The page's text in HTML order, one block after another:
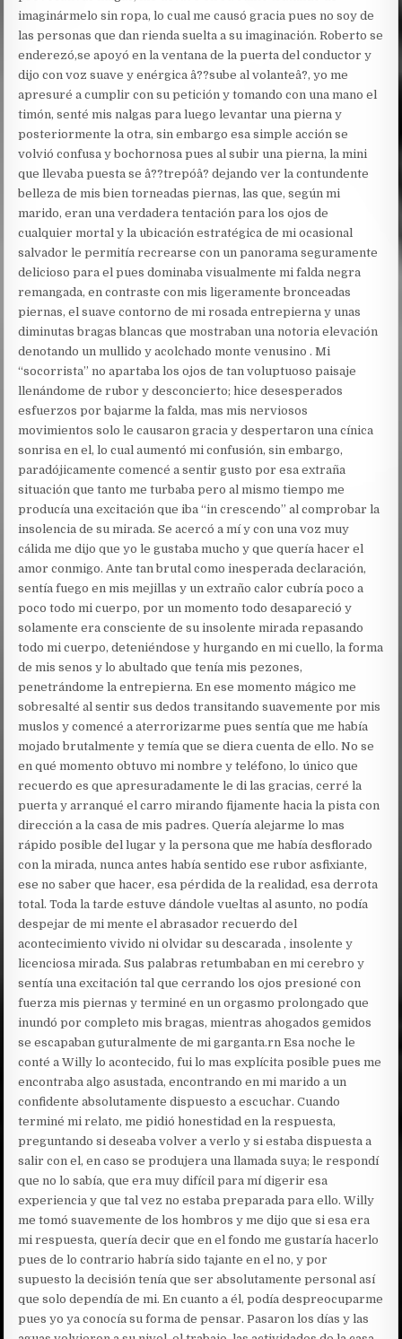
imaginármelo sin ropa, lo cual me causó gracia pues no soy de
las personas que dan rienda suelta a su imaginación. Roberto se
enderezó,se apoyó en la ventana de la puerta del conductor y
dijo con voz suave y enérgica â??sube al volanteâ?, yo me
apresuré a cumplir con su petición y tomando con una mano el
timón, senté mis nalgas para luego levantar una pierna y
posteriormente la otra, sin embargo esa simple acción se
volvió confusa y bochornosa pues al subir una pierna, la mini
que llevaba puesta se â??trepóâ? dejando ver la contundente
belleza de mis bien torneadas piernas, las que, según mi
marido, eran una verdadera tentación para los ojos de
cualquier mortal y la ubicación estratégica de mi ocasional
salvador le permitía recrearse con un panorama seguramente
delicioso para el pues dominaba visualmente mi falda negra
remangada, en contraste con mis ligeramente bronceadas
piernas, el suave contorno de mi rosada entrepierna y unas
diminutas bragas blancas que mostraban una notoria elevación
denotando un mullido y acolchado monte venusino . Mi
“socorrista” no apartaba los ojos de tan voluptuoso paisaje
llenándome de rubor y desconcierto; hice desesperados
esfuerzos por bajarme la falda, mas mis nerviosos
movimientos solo le causaron gracia y despertaron una cínica
sonrisa en el, lo cual aumentó mi confusión, sin embargo,
paradójicamente comencé a sentir gusto por esa extraña
situación que tanto me turbaba pero al mismo tiempo me
producía una excitación que iba “in crescendo” al comprobar la
insolencia de su mirada. Se acercó a mí y con una voz muy
cálida me dijo que yo le gustaba mucho y que quería hacer el
amor conmigo. Ante tan brutal como inesperada declaración,
sentía fuego en mis mejillas y un extraño calor cubría poco a
poco todo mi cuerpo, por un momento todo desapareció y
solamente era consciente de su insolente mirada repasando
todo mi cuerpo, deteniéndose y hurgando en mi cuello, la forma
de mis senos y lo abultado que tenía mis pezones,
penetrándome la entrepierna. En ese momento mágico me
sobresalté al sentir sus dedos transitando suavemente por mis
muslos y comencé a aterrorizarme pues sentía que me había
mojado brutalmente y temía que se diera cuenta de ello. No se
en qué momento obtuvo mi nombre y teléfono, lo único que
recuerdo es que apresuradamente le di las gracias, cerré la
puerta y arranqué el carro mirando fijamente hacia la pista con
dirección a la casa de mis padres. Quería alejarme lo mas
rápido posible del lugar y la persona que me había desflorado
con la mirada, nunca antes había sentido ese rubor asfixiante,
ese no saber que hacer, esa pérdida de la realidad, esa derrota
total. Toda la tarde estuve dándole vueltas al asunto, no podía
despejar de mi mente el abrasador recuerdo del
acontecimiento vivido ni olvidar su descarada , insolente y
licenciosa mirada. Sus palabras retumbaban en mi cerebro y
sentía una excitación tal que cerrando los ojos presioné con
fuerza mis piernas y terminé en un orgasmo prolongado que
inundó por completo mis bragas, mientras ahogados gemidos
se escapaban guturalmente de mi garganta.rn Esa noche le
conté a Willy lo acontecido, fui lo mas explícita posible pues me
encontraba algo asustada, encontrando en mi marido a un
confidente absolutamente dispuesto a escuchar. Cuando
terminé mi relato, me pidió honestidad en la respuesta,
preguntando si deseaba volver a verlo y si estaba dispuesta a
salir con el, en caso se produjera una llamada suya; le respondí
que no lo sabía, que era muy difícil para mí digerir esa
experiencia y que tal vez no estaba preparada para ello. Willy
me tomó suavemente de los hombros y me dijo que si esa era
mi respuesta, quería decir que en el fondo me gustaría hacerlo
pues de lo contrario habría sido tajante en el no, y por
supuesto la decisión tenía que ser absolutamente personal así
que solo dependía de mi. En cuanto a él, podía despreocuparme
pues yo ya conocía su forma de pensar. Pasaron los días y las